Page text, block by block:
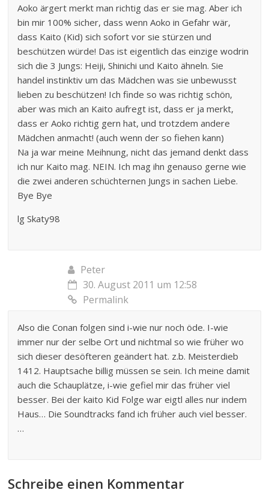
Aoko ärgert merkt man richtig das er sie mag. Aber ich
bin mir 100% sicher, dass wenn Aoko in Gefahr wär,
dass Kaito (Kid) sich sofort vor sie stürzen und
beschützen würde! Das ist eigentlich das einzige wodrin
sich die 3 Jungs: Heiji, Shinichi und Kaito ähneln. Sie
handel instinktiv um das Mädchen was sie unbewusst
lieben zu beschützen! Ich finde so was richtig schön,
aber was mich an Kaito aufregt ist, dass er ja merkt,
dass er Aoko richtig gern hat, und trotzdem andere
Mädchen anmacht! (auch wenn der so fiehen kann)
Na ja war meine Meihnung, nicht das jemand denkt dass
ich nur Kaito mag. NEIN. Ich mag ihn genauso gerne wie
die zwei anderen schüchternen Jungs in sachen Liebe.
Bye Bye
lg Skaty98
Peter
30. August 2011 um 12:58
Permalink
Also die Conan folgen sind i-wie nur noch öde. I-wie
immer nur der selbe Ort und nichtmal so wie früher wo
sich dieser desöfteren geändert hat. z.b. Meisterdieb
1412. Hauptsache billig müssen se sein. Ich meine damit
auch die Schauplätze, i-wie gefiel mir das früher viel
besser. Bei der kaito Kid Folge war eigtl alles nur indem
Haus… Die Soundtracks fand ich früher auch viel besser.
…
Schreibe einen Kommentar